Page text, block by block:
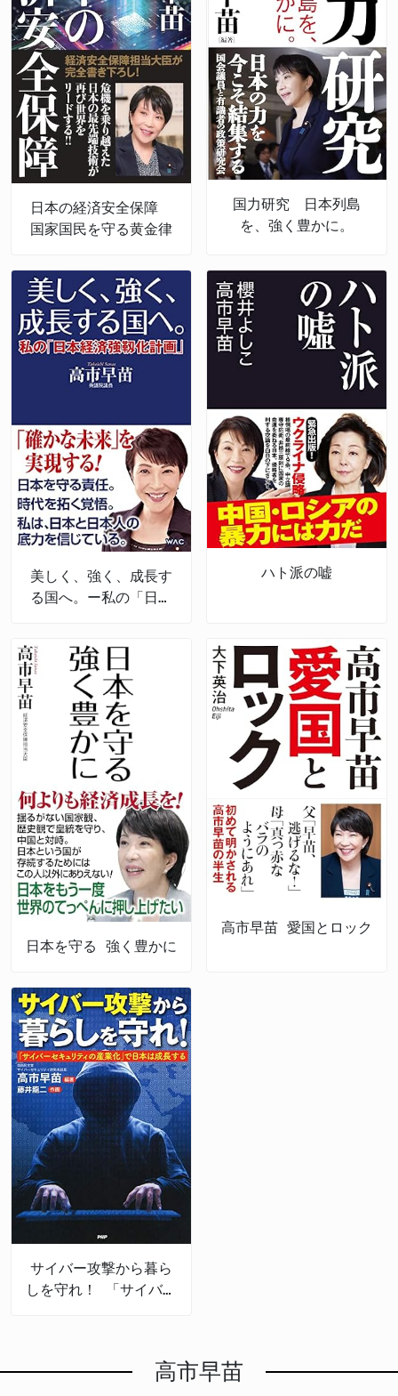
日本の経済安全保障
国家国民を守る黄金律
国力研究 日本列島
を、強く豊かに。
美しく、強く、成長す
る国へ。ー私の「日本
ハト派の嘘
日本を守る 強く豊かに
高市早苗 愛国とロック
サイバー攻撃から暮ら
しを守れ！ 「サイバー
高市早苗